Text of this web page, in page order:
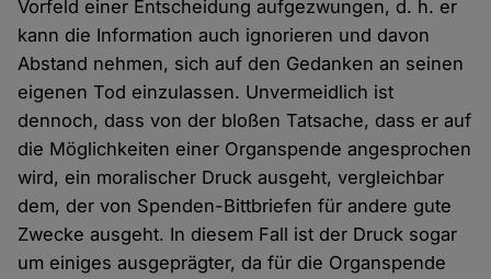
Vorfeld einer Entscheidung aufgezwungen, d. h. er
kann die Information auch ignorieren und davon
Abstand nehmen, sich auf den Gedanken an seinen
eigenen Tod einzulassen. Unvermeidlich ist
dennoch, dass von der bloßen Tatsache, dass er auf
die Möglichkeiten einer Organspende angesprochen
wird, ein moralischer Druck ausgeht, vergleichbar
dem, der von Spenden-Bittbriefen für andere gute
Zwecke ausgeht. In diesem Fall ist der Druck sogar
um einiges ausgeprägter, da für die Organspende